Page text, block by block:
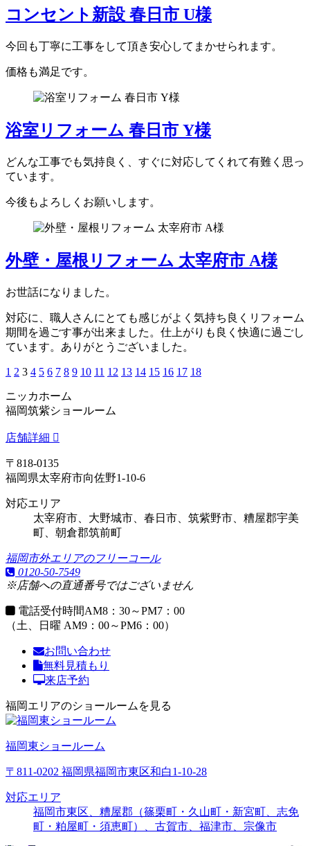
コンセント新設 春日市 U様
今回も丁寧に工事をして頂き安心してまかせられます。
価格も満足です。
浴室リフォーム 春日市 Y様
どんな工事でも気持良く、すぐに対応してくれて有難く思っ
ています。
今後もよろしくお願いします。
外壁・屋根リフォーム 太宰府市 A様
お世話になりました。
対応に、職人さんにとても感じがよく気持ち良くリフォーム
期間を過ごす事が出来ました。仕上がりも良く快適に過ごし
ています。ありがとうございました。
1 2 3 4 5 6 7 8 9 10 11 12 13 14 15 16 17 18
ニッカホーム
福岡筑紫ショールーム
店舗詳細
〒818-0135
福岡県太宰府市向佐野1-10-6
対応エリア
太宰府市、大野城市、春日市、筑紫野市、糟屋郡宇美
町、朝倉郡筑前町
福岡市外エリアのフリーコール
0120-50-7549
※店舗への直通番号ではございません
電話受付時間AM8：30～PM7：00
（土、日曜 AM9：00～PM6：00）
お問い合わせ
無料見積もり
来店予約
福岡エリアのショールームを見る
福岡東ショールーム
〒811-0202 福岡県福岡市東区和白1-10-28
対応エリア
福岡市東区、糟屋郡（篠栗町・久山町・新宮町、志免
町・粕屋町・須恵町）、古賀市、福津市、宗像市